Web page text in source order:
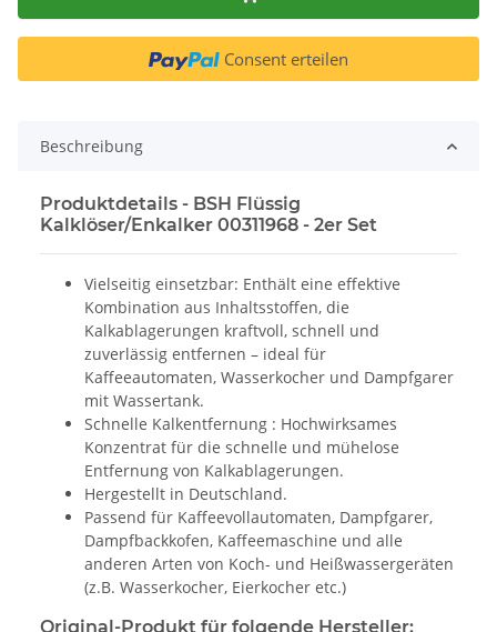
Consent erteilen
Beschreibung
Produktdetails - BSH Flüssig
Kalklöser/Enkalker 00311968 - 2er Set
Vielseitig einsetzbar: Enthält eine effektive
Kombination aus Inhaltsstoffen, die
Kalkablagerungen kraftvoll, schnell und
zuverlässig entfernen – ideal für
Kaffeeautomaten, Wasserkocher und Dampfgarer
mit Wassertank.
Schnelle Kalkentfernung : Hochwirksames
Konzentrat für die schnelle und mühelose
Entfernung von Kalkablagerungen.
Hergestellt in Deutschland.
Passend für Kaffeevollautomaten, Dampfgarer,
Dampfbackkofen, Kaffeemaschine und alle
anderen Arten von Koch- und Heißwassergeräten
(z.B. Wasserkocher, Eierkocher etc.)
Original-Produkt für folgende Hersteller: